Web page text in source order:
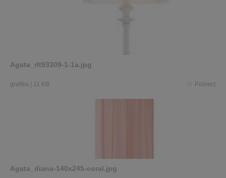
Agata_rlt93309-1-1a.jpg
grafika | 11 KB Pobierz
Agata_diana-140x245-coral.jpg